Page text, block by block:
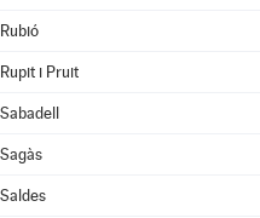
Rubió
Rupit i Pruit
Sabadell
Sagàs
Saldes